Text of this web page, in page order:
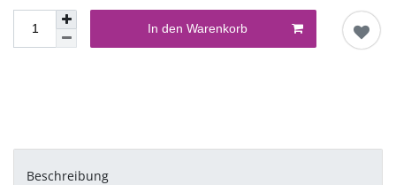
In den Warenkorb
Beschreibung